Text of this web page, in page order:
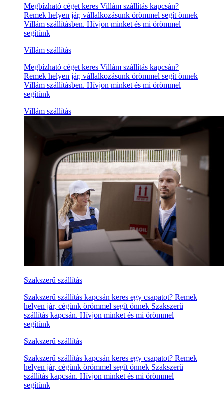
Megbízható céget keres Villám szállítás kapcsán?
Remek helyen jár, vállalkozásunk örömmel segít önnek
Villám szállításben. Hívjon minket és mi örömmel
segítünk
Villám szállítás
Megbízható céget keres Villám szállítás kapcsán?
Remek helyen jár, vállalkozásunk örömmel segít önnek
Villám szállításben. Hívjon minket és mi örömmel
segítünk
Villám szállítás
Szakszerű szállítás
Szakszerű szállítás kapcsán keres egy csapatot? Remek
helyen jár, cégünk örömmel segít önnek Szakszerű
szállítás kapcsán. Hívjon minket és mi örömmel
segítünk
Szakszerű szállítás
Szakszerű szállítás kapcsán keres egy csapatot? Remek
helyen jár, cégünk örömmel segít önnek Szakszerű
szállítás kapcsán. Hívjon minket és mi örömmel
segítünk